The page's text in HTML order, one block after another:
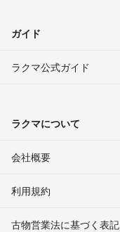
ガイド
ラクマ公式ガイド
ラクマについて
会社概要
利用規約
古物営業法に基づく表記